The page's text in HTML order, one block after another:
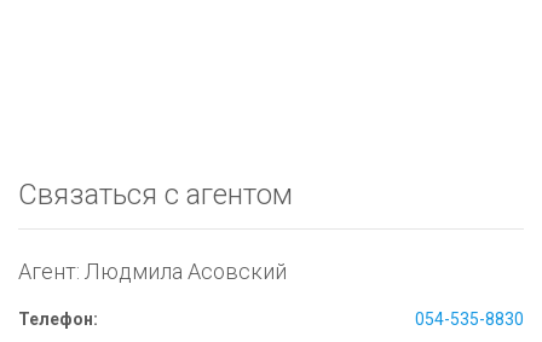
Связаться с агентом
Агент: Людмила Асовский
Телефон:
054-535-8830